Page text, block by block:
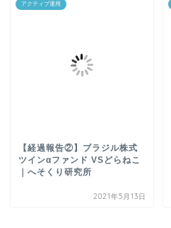
アクティブ運用
【経過報告②】ブラジル株式
ツインαファンド VSどらねこ
｜へそくり研究所
2021年5月13日